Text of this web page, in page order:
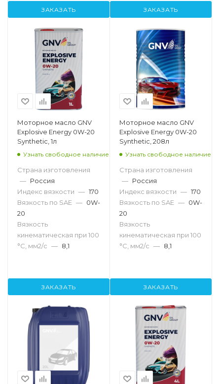
ЗАКАЗАТЬ ЗАКАЗАТЬ
Моторное масло GNV
Explosive Energy 0W-20
Synthetic, 1л
Узнать свободное наличие
Страна изготовления
— Россия
Индекс вязкости — 170
Вязкость по SAE — 0W-
20
Вязкость
кинематическая при 100
°С, мм2/с — 8,1
ЗАКАЗАТЬ
Моторное масло GNV
Explosive Energy 0W-20
Synthetic, 208л
Узнать свободное наличие
Страна изготовления
— Россия
Индекс вязкости — 170
Вязкость по SAE — 0W-
20
Вязкость
кинематическая при 100
°С, мм2/с — 8,1
ЗАКАЗАТЬ